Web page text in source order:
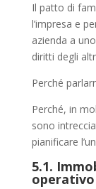
Il patto di
l’impresa e
azienda a
diritti degli
Perché
Perché, in
sono
pianificare
5.1.
operativo